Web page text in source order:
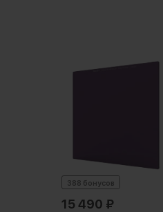
388 бонусов
15 490 ₽